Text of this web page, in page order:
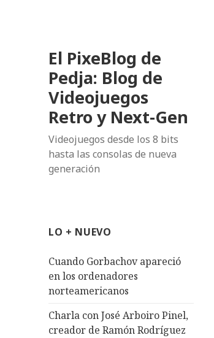
El PixeBlog de
Pedja: Blog de
Videojuegos
Retro y Next-Gen
Videojuegos desde los 8 bits
hasta las consolas de nueva
generación
LO + NUEVO
Cuando Gorbachov apareció
en los ordenadores
norteamericanos
Charla con José Arboiro Pinel,
creador de Ramón Rodríguez